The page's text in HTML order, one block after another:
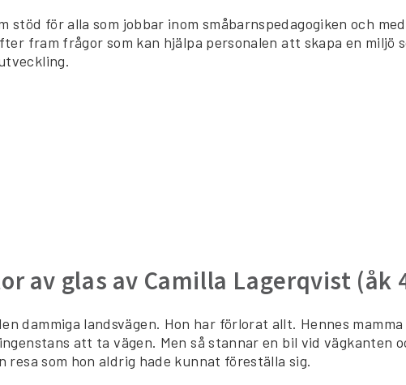
stöd för alla som jobbar inom småbarnspedagogiken och
fram frågor som kan hjälpa personalen att skapa en miljö
av glas av Camilla Lagerqvist (åk
dammiga landsvägen. Hon har förlorat allt. Hennes
att ta vägen. Men så stannar en bil vid vägkanten
resa som hon aldrig hade kunnat föreställa sig.